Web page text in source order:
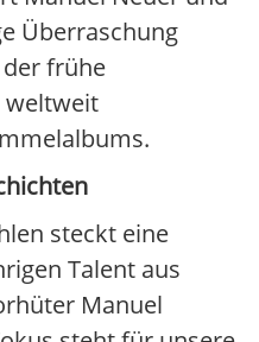
Überraschung
frühe
weltweit
steckt eine
Talent aus
Manuel